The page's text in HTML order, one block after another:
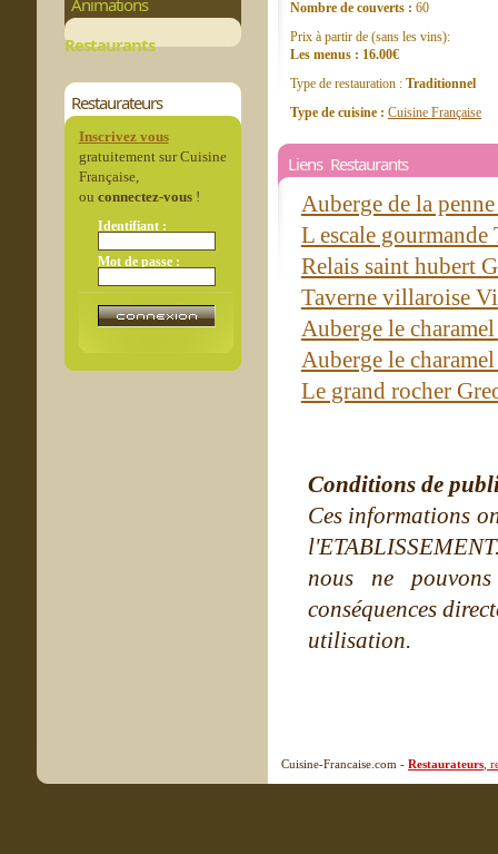
Animations
Restaurants
Restaurateurs
Inscrivez vous
gratuitement sur Cuisine
Française,
ou connectez-vous!
Identifiant :
Mot de passe :
Nombre de couverts : 60
Prix à partir de (sans les vins):
Les menus : 16.00€
Type de restauration : Traditionnel
Type de cuisine : Cuisine Française
Liens Restaurants
Auberge de la
L escale
Relais saint hubert
Taverne villaroise
Auberge le
Auberge le
Le grand rocher
Conditions de
Ces informations
nous ne
conséquences
utilisation.
Cuisine-Francaise.com - Restaurateurs ,